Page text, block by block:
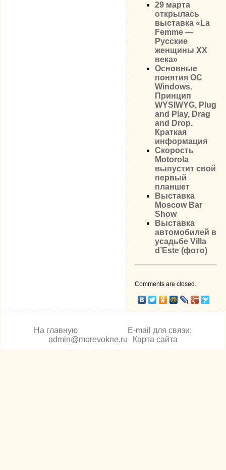
29 марта
открылась
выставка «La
Femme —
Русские
женщины XX
века»
Основные
понятия OC
Windows.
Принцип
WYSIWYG, Plug
and Play, Drag
and Drop.
Краткая
информация
Скорость
Motorola
выпустит свой
первый
планшет
Выставка
Moscow Bar
Show
Выставка
автомобилей в
усадьбе Villa
d’Este (фото)
Comments are closed.
На главную
E-mail для связи:
admin@morevokne.ru
Карта сайта